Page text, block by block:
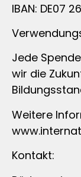
IBAN: DE07
Jede
wir die
Weitere
Kontakt: